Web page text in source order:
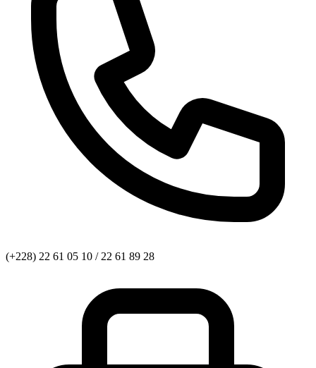
(+228) 22 61 05 10 / 22 61 89 28